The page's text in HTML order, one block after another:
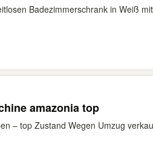
Badezimmerschrank in Weiß
amazonia top
– top Zustand Wegen Umzug